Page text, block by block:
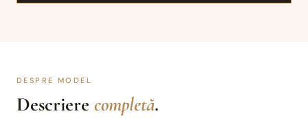
DESPRE MODEL
Descriere completă.